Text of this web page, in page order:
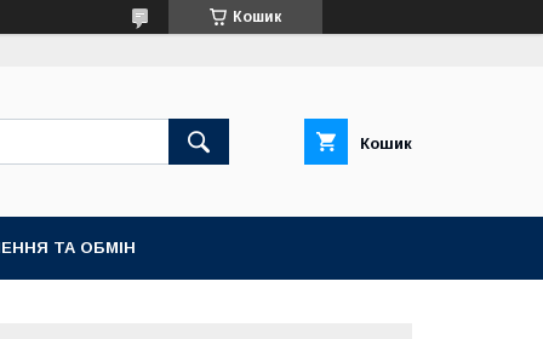
Кошик
Кошик
ТА ОБМІН